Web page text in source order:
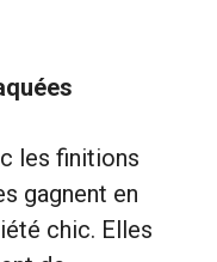
les finitions
gagnent en
chic. Elles